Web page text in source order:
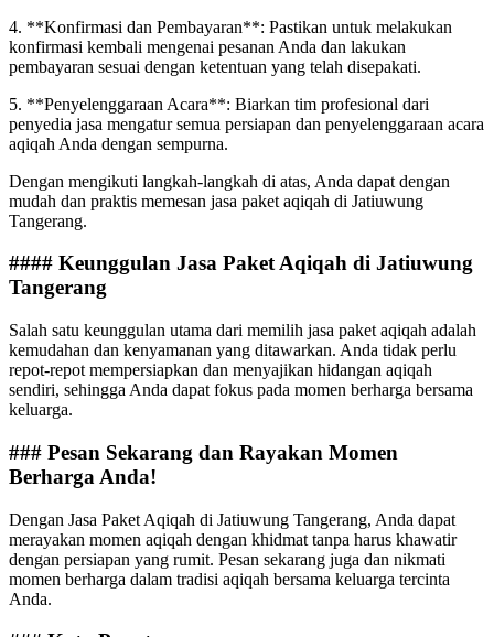
4. **Konfirmasi dan Pembayaran**: Pastikan untuk melakukan
konfirmasi kembali mengenai pesanan Anda dan lakukan
pembayaran sesuai dengan ketentuan yang telah disepakati.
5. **Penyelenggaraan Acara**: Biarkan tim profesional dari
penyedia jasa mengatur semua persiapan dan penyelenggaraan acara
aqiqah Anda dengan sempurna.
Dengan mengikuti langkah-langkah di atas, Anda dapat dengan
mudah dan praktis memesan jasa paket aqiqah di Jatiuwung
Tangerang.
#### Keunggulan Jasa Paket Aqiqah di Jatiuwung
Tangerang
Salah satu keunggulan utama dari memilih jasa paket aqiqah adalah
kemudahan dan kenyamanan yang ditawarkan. Anda tidak perlu
repot-repot mempersiapkan dan menyajikan hidangan aqiqah
sendiri, sehingga Anda dapat fokus pada momen berharga bersama
keluarga.
### Pesan Sekarang dan Rayakan Momen
Berharga Anda!
Dengan Jasa Paket Aqiqah di Jatiuwung Tangerang, Anda dapat
merayakan momen aqiqah dengan khidmat tanpa harus khawatir
dengan persiapan yang rumit. Pesan sekarang juga dan nikmati
momen berharga dalam tradisi aqiqah bersama keluarga tercinta
Anda.